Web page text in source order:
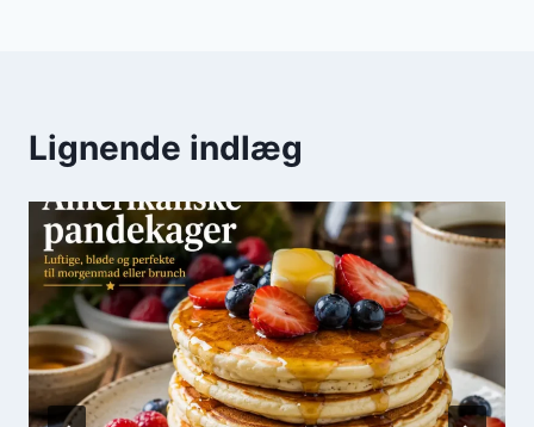
Lignende indlæg